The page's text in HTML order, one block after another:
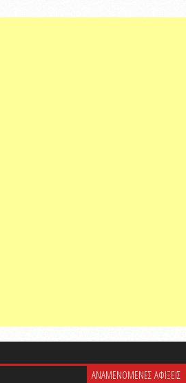
ΑΝΑΜΕΝΟΜΕΝΕΣ ΑΦΙΞΕΙΣ